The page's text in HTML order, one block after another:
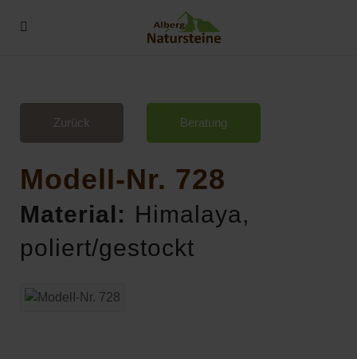
Zurück Beratung
ModelI-Nr. 728
Material: Himalaya,
poliert/gestockt